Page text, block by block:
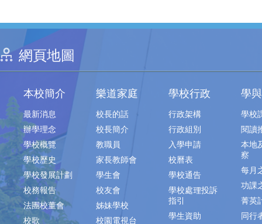
網頁地圖
本校簡介
最新消息
辦學理念
學校概覽
學校歷史
學校發展計劃
校務報告
法團校董會
校歌
樂道家庭
校長的話
校長簡介
教職員
家長教師會
學生會
校友會
姊妹學校
校園電視台
學校行政
行政架構
行政組別
入學申請
校曆表
學校通告
學校處理投訴
指引
學生資助
學
學校
閱讀
本地
察
每月
功課
菁英
同行